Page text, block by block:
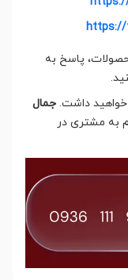
https://
پاسخ به
خواهید داشت. جمال
به مشتری در